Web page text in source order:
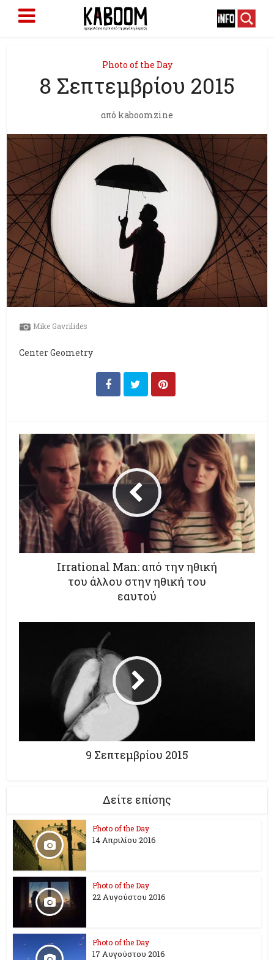
Photo of the Day
8 Σεπτεμβρίου 2015
από kaboomzine
Mike Gavrilides
Center Geometry
Irrational Man: από την ηθική
του άλλου στην ηθική του
εαυτού
9 Σεπτεμβρίου 2015
Δείτε επίσης
Photo of the Day
14 Απριλίου 2016
Photo of the Day
22 Αυγούστου 2016
Photo of the Day
17 Aυγούστου 2016